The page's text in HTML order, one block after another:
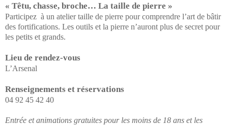
« Têtu, chasse, broche… La taille de pierre »
Participez à un atelier taille de pierre pour comprendre l’art de bâtir
des fortifications. Les outils et la pierre n’auront plus de secret pour
les petits et grands.
Lieu de rendez-vous
L’Arsenal
Renseignements et réservations
04 92 45 42 40
Entrée et animations gratuites pour les moins de 18 ans et les